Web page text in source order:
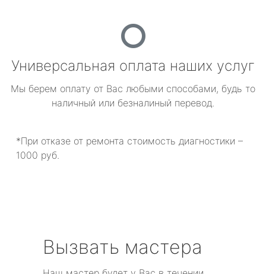
Универсальная оплата наших услуг
Мы берем оплату от Вас любыми способами, будь то
наличный или безналиный перевод.
*При отказе от ремонта стоимость диагностики –
1000 руб.
Вызвать мастера